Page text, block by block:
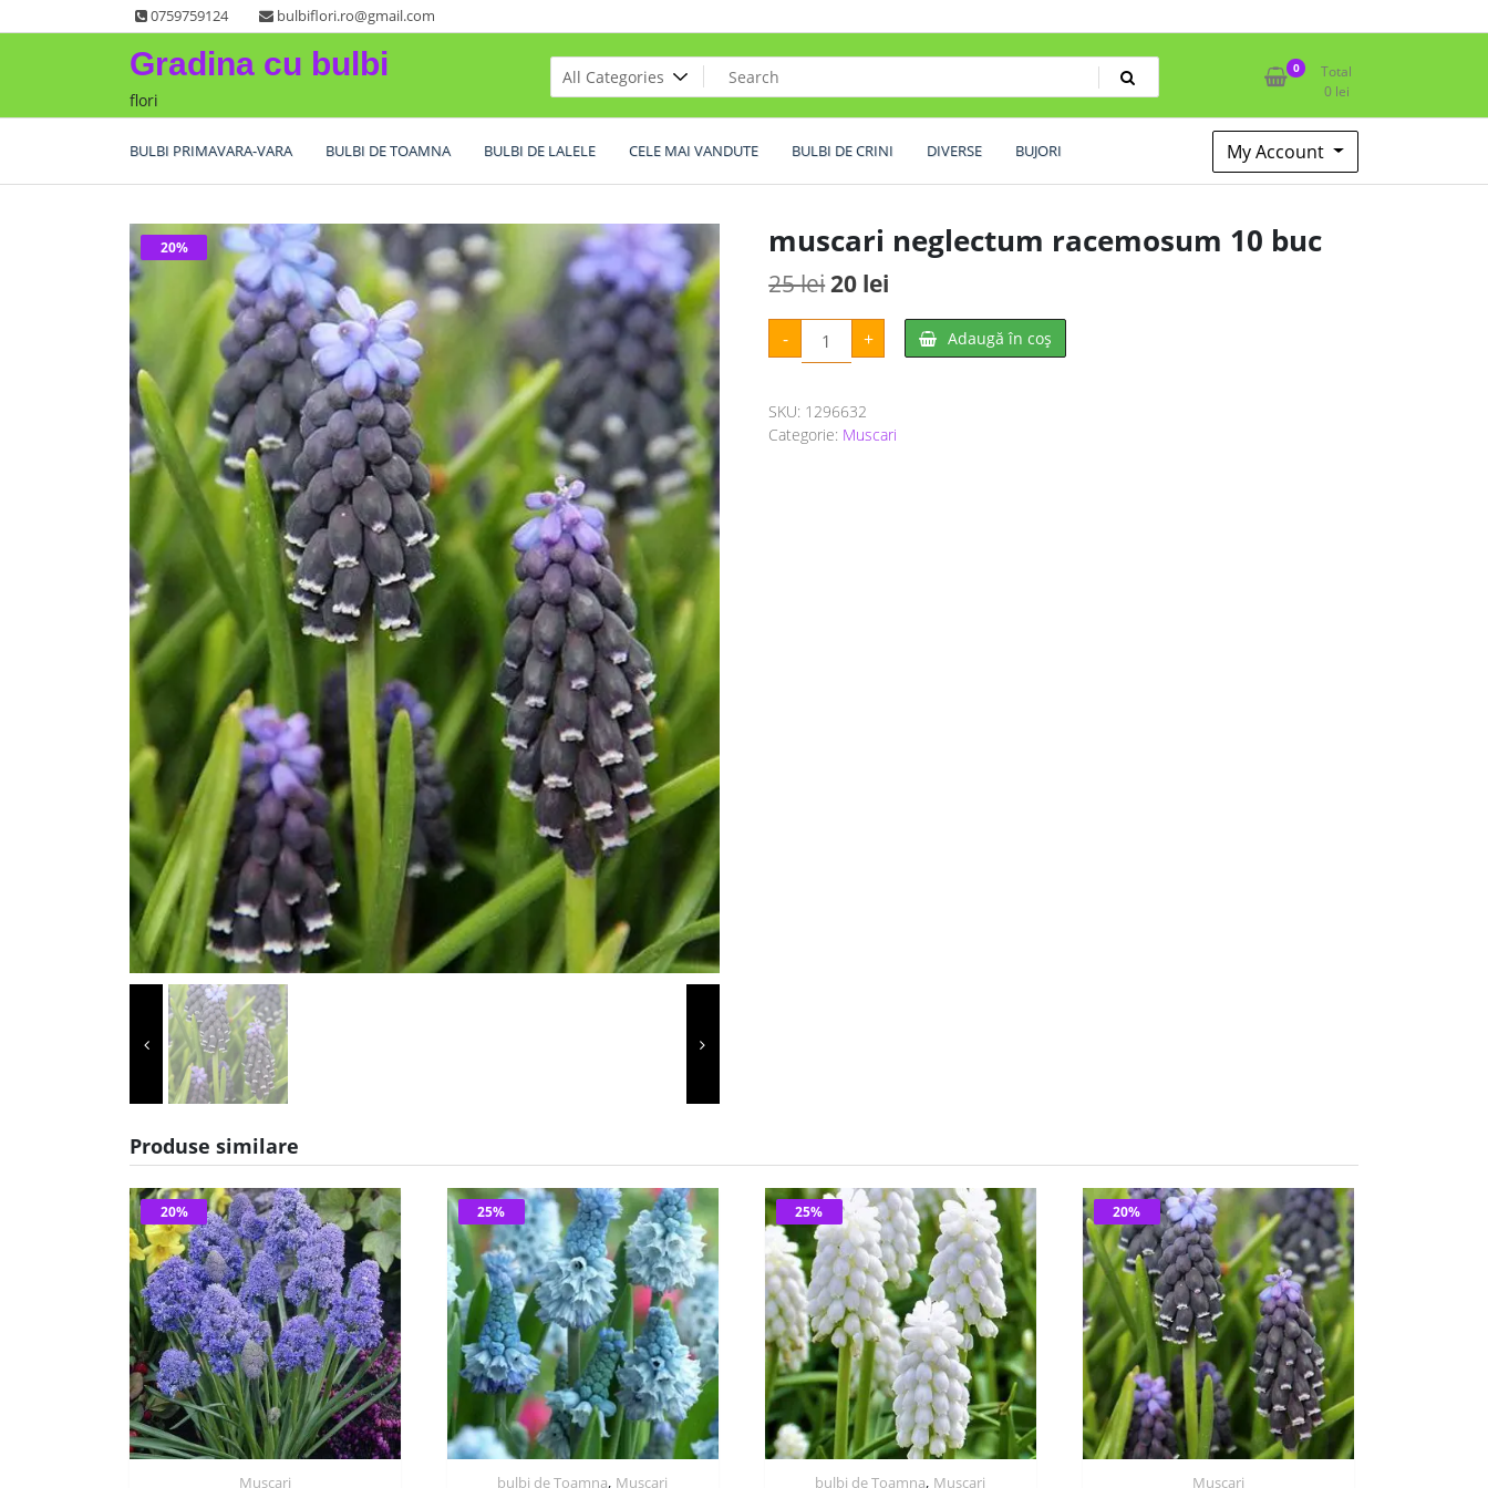
to
0759759124 bulbiflori.ro@gmail.com
Gradina cu bulbi
flori
0
Total
0 lei
BULBI PRIMAVARA-VARA BULBI DE TOAMNA BULBI DE LALELE CELE MAI VANDUTE BULBI DE CRINI DIVERSE BUJORI My Account
20% muscari neglectum racemosum 10 buc
25leiPrețul
inițial
25 lei.
20 lei
curent
este:
-
Cantitate
muscari
neglectum
buc
+ Adaugă în coș
SKU: 1296632
Categorie: Muscari
Produse similare
20%
Muscari
25%
bulbi de Toamna, Muscari
25%
bulbi de Toamna, Muscari
20%
Muscari